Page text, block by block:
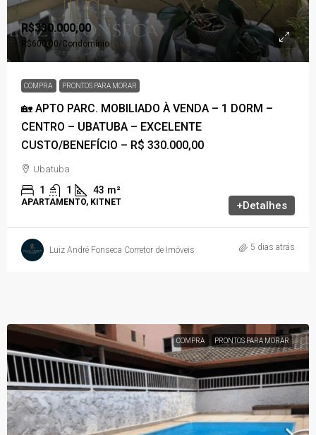
R$330.000,00
R$600,00/Condomínio
COMPRA PRONTOS PARA MORAR
🏡 APTO PARC. MOBILIADO À VENDA – 1 DORM –
CENTRO – UBATUBA – EXCELENTE
CUSTO/BENEFÍCIO – R$ 330.000,00
Ubatuba
1 1 43 m²
APARTAMENTO, KITNET +Detalhes
Luiz André Fonseca Corretor de Imóveis 5 dias atrás
COMPRA PRONTOS PARA MORAR